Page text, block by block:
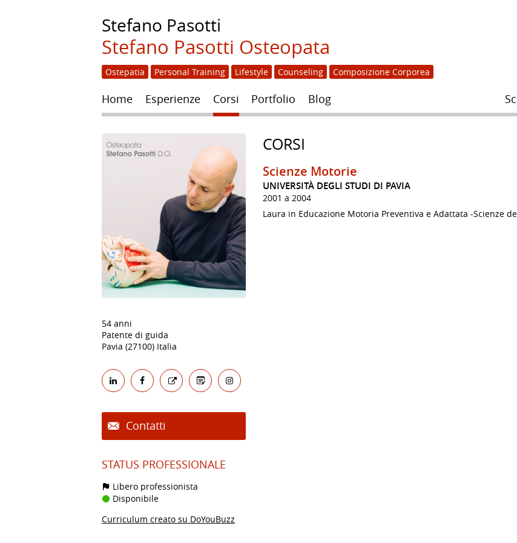
Stefano Pasotti
Stefano Pasotti Osteopata
Ostepatia Personal Training Lifestyle Counseling Composizione Corporea
Home Esperienze Corsi Portfolio Blog
54 anni
Patente di guida
Pavia (27100) Italia
Contatti
STATUS PROFESSIONALE
Libero professionista
Disponibile
Curriculum creato su DoYouBuzz
CORSI
Scienze Motorie
UNIVERSITÀ DEGLI STUDI DI PAVIA
2001 a 2004
Laura in Educazione Motoria Preventiva e Adattata -Scienze